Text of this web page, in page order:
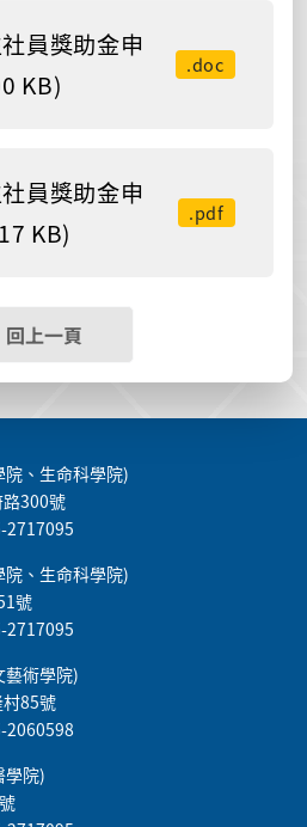
員獎助金申
KB)
.doc
員獎助金申
KB)
.pdf
回上一頁
、生命科學院)
300號
2717095
、生命科學院)
號
2717095
藝術學院)
85號
2060598
學院)